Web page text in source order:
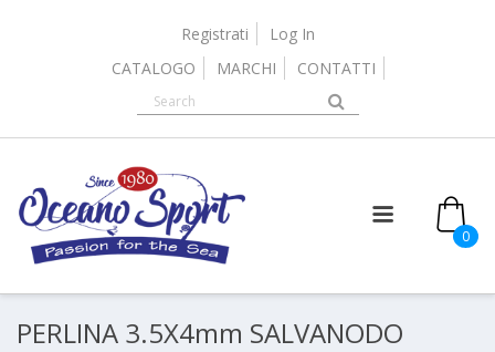
Registrati
Log In
CATALOGO
MARCHI CONTATTI
0
PERLINA 3.5X4mm SALVANODO